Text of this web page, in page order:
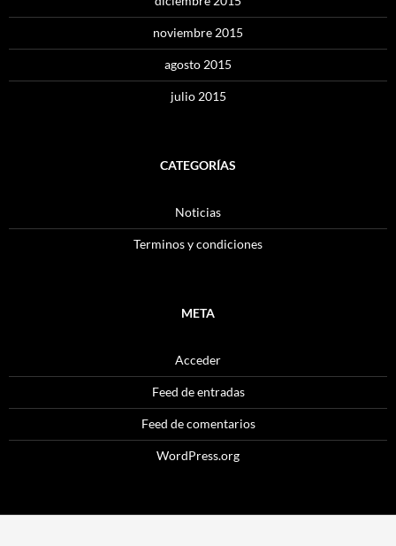
noviembre 2015
agosto 2015
julio 2015
CATEGORÍAS
Noticias
Terminos y condiciones
META
Acceder
Feed de entradas
Feed de comentarios
WordPress.org